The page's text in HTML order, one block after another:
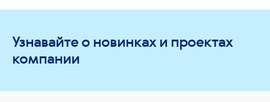
Узнавайте о новинках и проектах
компании